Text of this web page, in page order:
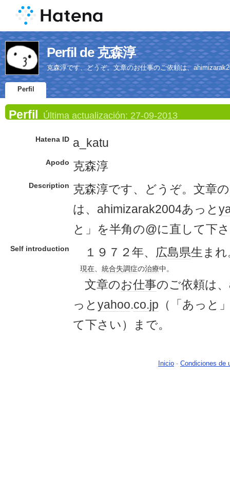
Perfil de 克森淳
克森淳です、どうぞ。文章のお仕事のご依頼は、
Perfil
Perfil Última actualización: 27-09-2013
Hatena ID a_katu
Apodo 克森淳
Description 克森淳です、どうぞ。文章の
は、ahimizarak2004あっと
と」を半角の@に直して下
Self introduction １９７２年、 広島県生まれ
現在、 統合失調症の治療中。
文章のお仕事のご依頼は
っと yahoo.co.jp （「あっと
て下さい）まで。
Inicio - Condiciones de